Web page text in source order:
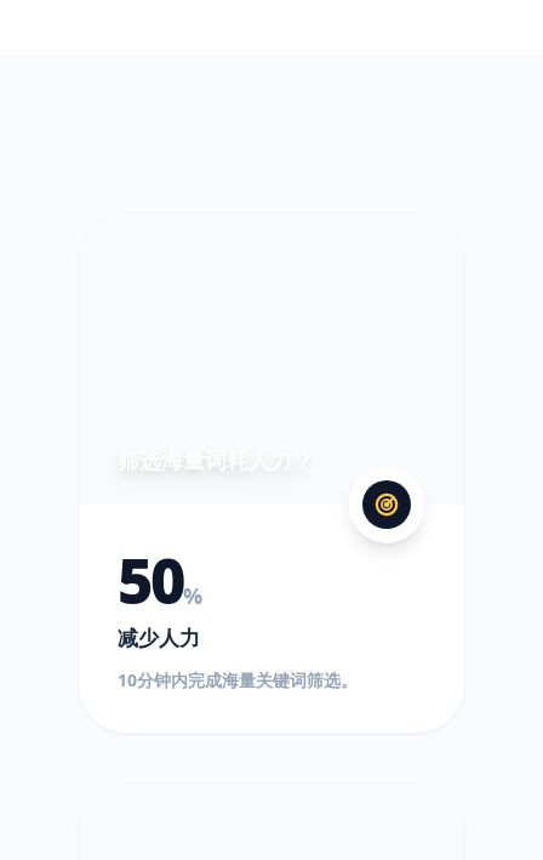
筛选海量词耗人力？
50%
减少人力
10分钟内完成海量关键词筛选。